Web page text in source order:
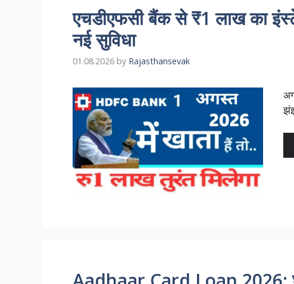
एचडीएफसी बैंक से ₹1 लाख का
नई सुविधा
01.08.2026 by Rajasthansevak